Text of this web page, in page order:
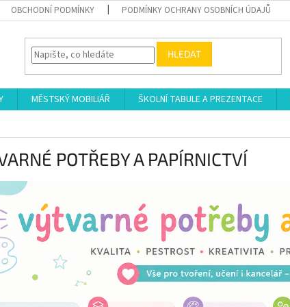
OBCHODNÍ PODMÍNKY PODMÍNKY OCHRANY OSOBNÍCH ÚDAJŮ
HLEDAT
MĚSTSKÝ MOBILIÁŘ ŠKOLNÍ TABULE A PREZENTACE
POTŘEBY A PAPÍRNICTVÍ